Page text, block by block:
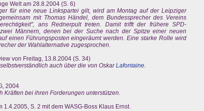
Welt am 28.8.2004 (S. 6)
für eine neue Linkspartei gilt, wird am Montag auf der Leipziger
mit Thomas Händel, dem Bundessprecher des Vereins
ans Rednerpult treten. Damit trifft der frühere SPD-
Männern, denen bei der Suche nach der Spitze einer neuen
einen Führungsposten eingeräumt werden. Eine starke Rolle wird
der Wahlalternative zugesprochen.
von Freitag, 13.8.2004 (S. 34)
auch über die von OskarLafontaine.
2004
Kräften bei ihren Forderungen unterstützen.
1.4.2005, S. 2 mit dem WASG-Boss Klaus Ernst.